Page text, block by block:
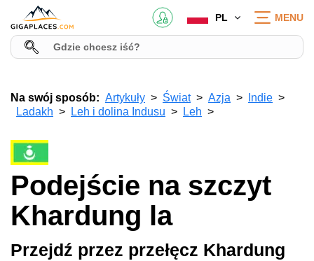
PL MENU
Na swój sposób: Artykuły Świat Azja
Indie
Ladakh
Leh i dolina Indusu Leh
Podejście na szczyt
Khardung la
Przejdź przez przełęcz Khardung